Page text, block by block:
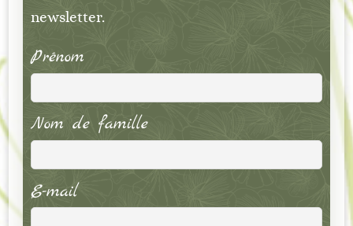
newsletter.
Prénom
Nom de famille
E-mail